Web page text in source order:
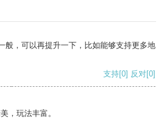
般，可以再提升一下，比如能够支持更多地
支持[0] 反对[0]
，玩法丰富。